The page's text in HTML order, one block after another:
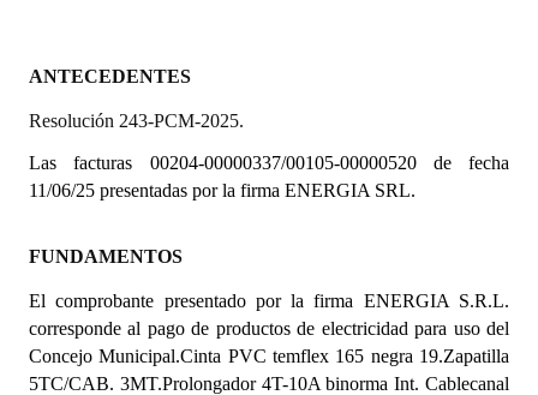
Constitución Nacional
Constitución Provincial
Carta Orgánica 2007
Organigrama
DOCUMENTOS
ANTECEDENTES
Resolución 243-PCM-2025.
Las facturas 00204-00000337/00105-00000520 de fecha
11/06/25 presentadas por la firma ENERGIA SRL.
FUNDAMENTOS
El comprobante presentado por la firma ENERGIA S.R.L.
corresponde al pago de productos de electricidad para uso del
Concejo Municipal.Cinta PVC temflex 165 negra 19.Zapatilla
5TC/CAB. 3MT.Prolongador 4T-10A binorma Int. Cablecanal